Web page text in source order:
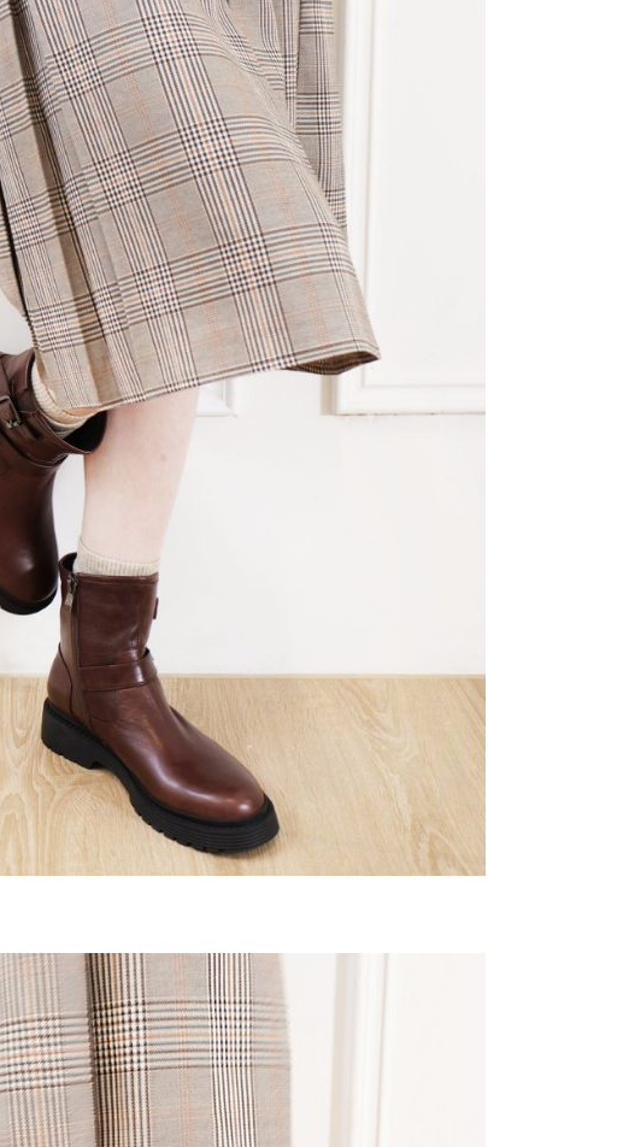
是否繳費成功／繳費後需取消欲退款等相關疑問，請聯繫「AFTEE先享後
付客戶支援中心」https://netprotections.freshdesk.com/support/home
【注意事項】
１．透過由恩沛科技股份有限公司提供之「AFTEE先享後付」服務完成之
交易，需依本服務之必要範圍內提供個人資料，並將交易相關給付款項請
求債權轉讓予恩沛科技股份有限公司。
２．關於個人資料處理事宜，請瀏覽以下網址：
https://aftee.tw/terms/#terms3
３．未成年的使用者請事先徵得法定代理人或監護人之同意方可使用
「AFTEE先享後付」，若未經同意申辦者引起之損失，本公司不負相關責
任。
４．使用「AFTEE先享後付」時，將依據個別帳號之用戶狀況，依本公司
即時審查核予不同之上限額度；若仍有額度不足之情形，本公司將視審查
結果請求用戶進行身份認證。
５．嚴禁一人註冊多個帳號或使用他人資訊註冊。若發現惡意使用之情
形，恩沛科技股份有限公司將有權停止該用戶之使用額度並採取法律行
動。
付款後7-11取貨
每筆NT$60，滿NT$800(含以上)免運費
宅配
每筆NT$60，滿NT$800(含以上)免運費
外島宅配
每筆NT$255